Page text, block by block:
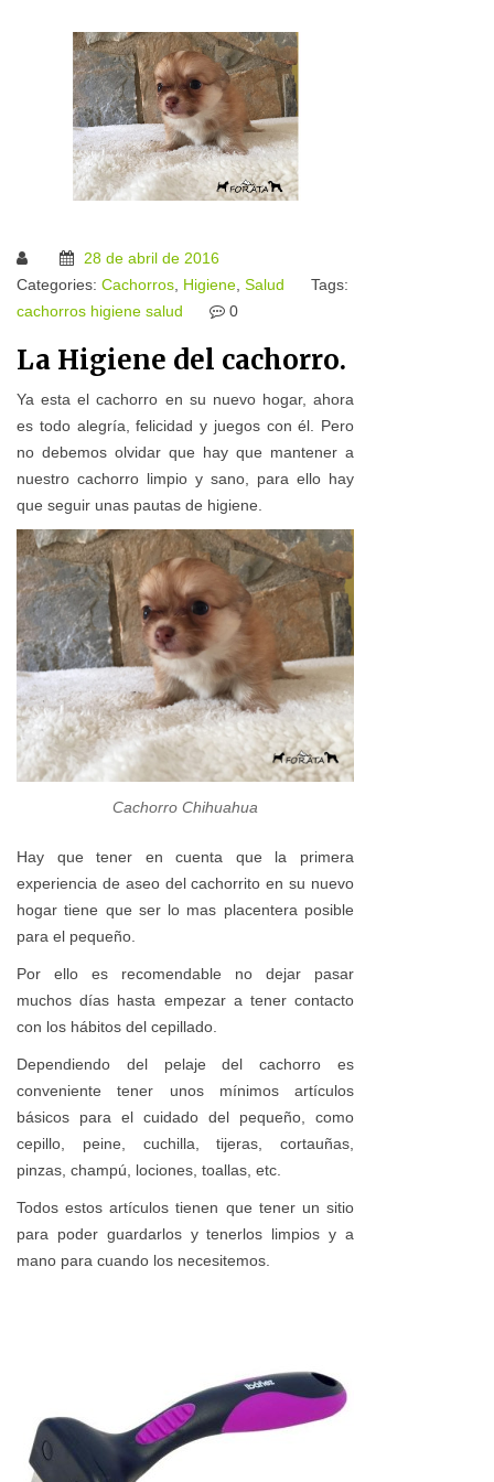
28 de abril de 2016
Categories: Cachorros Higiene Salud
Tags:
cachorros higiene salud 0
La Higiene del cachorro.
Ya esta el cachorro en su nuevo hogar, ahora
es todo alegría, felicidad y juegos con él. Pero
no debemos olvidar que hay que mantener a
nuestro cachorro limpio y sano, para ello hay
que seguir unas pautas de higiene.
Cachorro Chihuahua
Hay que tener en cuenta que la primera
experiencia de aseo del cachorrito en su nuevo
hogar tiene que ser lo mas placentera posible
para el pequeño.
Por ello es recomendable no dejar pasar
muchos días hasta empezar a tener contacto
con los hábitos del cepillado.
Dependiendo del pelaje del cachorro es
conveniente tener unos mínimos artículos
básicos para el cuidado del pequeño, como
cepillo, peine, cuchilla, tijeras, cortauñas,
pinzas, champú, lociones, toallas, etc.
Todos estos artículos tienen que tener un sitio
para poder guardarlos y tenerlos limpios y a
mano para cuando los necesitemos.